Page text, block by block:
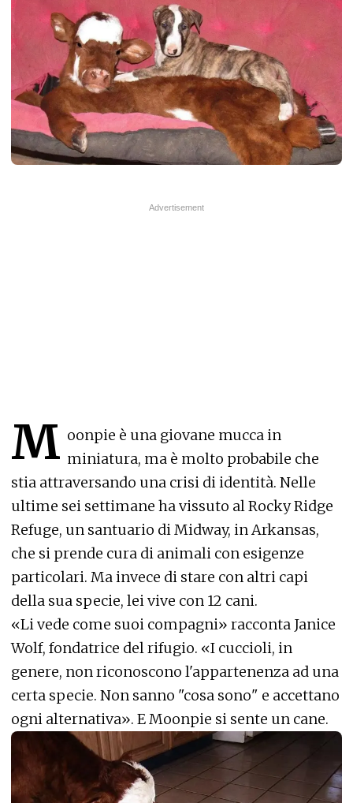
M oonpie è una giovane mucca in
miniatura, ma è molto probabile che
stia attraversando una crisi di identità. Nelle
ultime sei settimane ha vissuto alRocky Ridge
Refuge, un santuario di Midway, in Arkansas,
che si prende cura di animali con esigenze
particolari. Mainvece di stare con altri capi
della sua specie, lei vive con 12 cani.
«Li vede come suoi compagni» racconta Janice
Wolf, fondatrice del rifugio. «I cuccioli, in
genere, non riconoscono l'appartenenza ad una
certa specie. Non sanno "cosa sono" e accettano
ogni alternativa». E Moonpie si sente un cane.